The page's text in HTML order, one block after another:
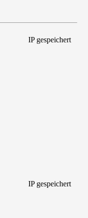
IP gespeichert
IP gespeichert